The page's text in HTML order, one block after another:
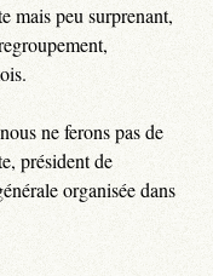
mais peu surprenant,
ne ferons pas de
président de
organisée dans